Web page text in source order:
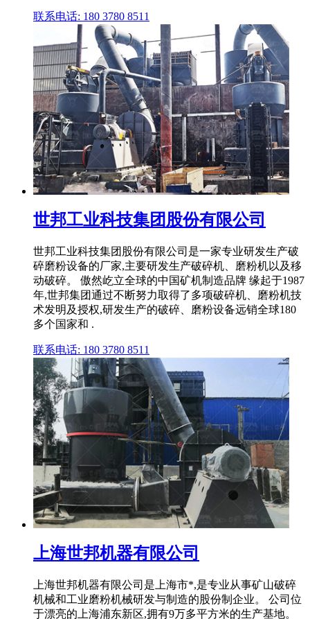
联系电话: 180 3780 8511
世邦工业科技集团股份有限公司
世邦工业科技集团股份有限公司是一家专业研发生产破
碎磨粉设备的厂家,主要研发生产破碎机、磨粉机以及移
动破碎。 傲然屹立全球的中国矿机制造品牌 缘起于1987
年,世邦集团通过不断努力取得了多项破碎机、磨粉机技
术发明及授权,研发生产的破碎、磨粉设备远销全球180
多个国家和 .
联系电话: 180 3780 8511
上海世邦机器有限公司
上海世邦机器有限公司是上海市*,是专业从事矿山破碎
机械和工业磨粉机械研发与制造的股份制企业。 公司位
于漂亮的上海浦东新区,拥有9万多平方米的生产基地。